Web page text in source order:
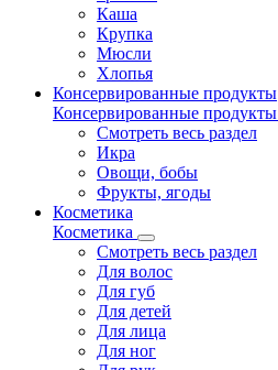
Каша
Крупка
Мюсли
Хлопья
Консервированные продукты
Консервированные продукты
Смотреть весь раздел
Икра
Овощи, бобы
Фрукты, ягоды
Косметика
Косметика
Смотреть весь раздел
Для волос
Для губ
Для детей
Для лица
Для ног